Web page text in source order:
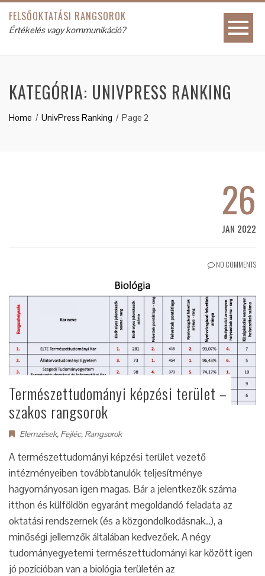
FELSŐOKTATÁSI RANGSOROK
Értékelés vagy kommunikáció?
KATEGÓRIA: UNIVPRESS RANKING
Home UnivPress Ranking Page 2
26
JAN 2022
NO COMMENTS
Természettudományi képzési terület –
szakos rangsorok
Elemzések, Fejléc, Rangsorok
A természettudományi képzési terület vezető
intézményeiben továbbtanulók teljesítménye
hagyományosan igen magas. Bár a jelentkezők száma
itthon és külföldön egyaránt megoldandó feladata az
oktatási rendszernek (és a közgondolkodásnak...), a
minőségi jellemzők általában kedvezőek. A négy
tudományegyetemi természettudományi kar között igen
jó pozícióban van a biológia területén az